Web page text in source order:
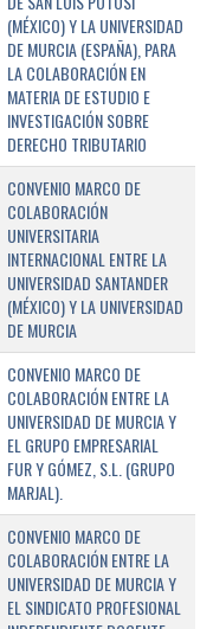
(MÉXICO) Y LA UNIVERSIDAD
DE MURCIA (ESPAÑA), PARA
LA COLABORACIÓN EN
MATERIA DE ESTUDIO E
INVESTIGACIÓN SOBRE
DERECHO TRIBUTARIO
CONVENIO MARCO DE
COLABORACIÓN
UNIVERSITARIA
INTERNACIONAL ENTRE LA
UNIVERSIDAD SANTANDER
(MÉXICO) Y LA UNIVERSIDAD
DE MURCIA
CONVENIO MARCO DE
COLABORACIÓN ENTRE LA
UNIVERSIDAD DE MURCIA Y
EL GRUPO EMPRESARIAL
FUR Y GÓMEZ, S.L. (GRUPO
MARJAL).
CONVENIO MARCO DE
COLABORACIÓN ENTRE LA
UNIVERSIDAD DE MURCIA Y
EL SINDICATO PROFESIONAL